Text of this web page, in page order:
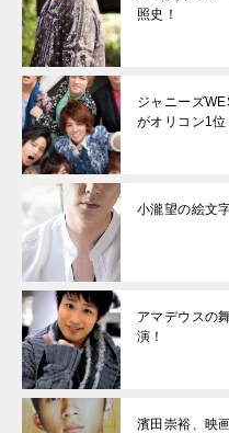
照史！
ジャニーズ
がオリコン1位
小瀧望の絵文
アマデウスの
演！
濱田崇裕、映